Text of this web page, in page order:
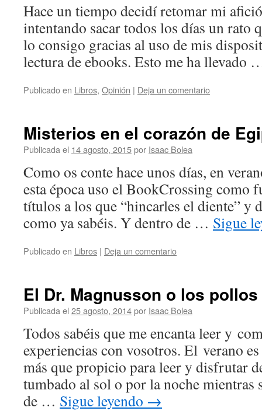
Hace un tiempo decidí retomar mi
intentando sacar todos los días un rato
lo consigo gracias al uso de mis
lectura de ebooks. Esto me ha llevado
Publicado en Libros, Opinión | Deja un comentario
Misterios en el corazón de
Publicada el 14 agosto, 2015por Isaac Bolea
Como os conte hace unos días, en
esta época uso el BookCrossing como
títulos a los que “hincarles el diente” y
como ya sabéis. Y dentro de … Sigue
Publicado en Libros | Deja un comentario
El Dr. Magnusson o los
Publicada el 25 agosto, 2014por Isaac Bolea
Todos sabéis que me encanta leer y
experiencias con vosotros. El verano
más que propicio para leer y disfrutar
tumbado al sol o por la noche mientras
de … Sigue leyendo →